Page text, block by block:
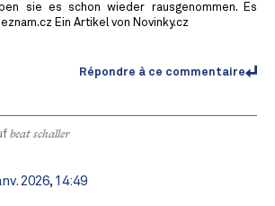
sie es schon wieder rausgenommen. Es
Ein Artikel von Novinky.cz
Répondre à ce commentaire
beat schaller
2026, 14:49